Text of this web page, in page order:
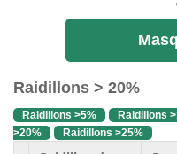
Raidillons > 20%
Raidillons >5% Raidillons
>20%
Raidillons >25%